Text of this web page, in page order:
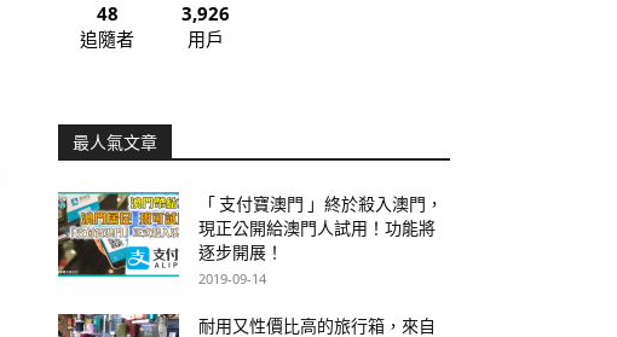
48
追隨者
3,926
用戶
最人氣文章
「 支付寶澳門 」終於殺入澳門，
現正公開給澳門人試用！功能將
逐步開展！
2019-09-14
耐用又性價比高的旅行箱，來自